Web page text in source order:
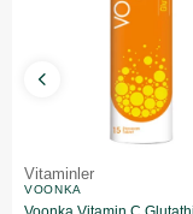
Vitaminler
VOONKA